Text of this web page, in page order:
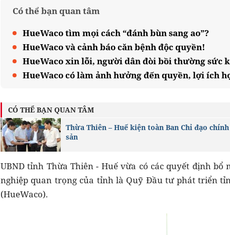
Có thể bạn quan tâm
HueWaco tìm mọi cách “đánh bùn sang ao”?
HueWaco và cảnh báo căn bệnh độc quyền!
HueWaco xin lỗi, người dân đòi bồi thường sức
HueWaco có làm ảnh hưởng đến quyền, lợi ích
CÓ THỂ BẠN QUAN TÂM
Thừa Thiên – Huế kiện toàn Ban Chỉ đạo
sản
UBND tỉnh Thừa Thiên - Huế vừa có các quyết định
nghiệp quan trọng của tỉnh là Quỹ Đầu tư phát triển
(HueWaco).